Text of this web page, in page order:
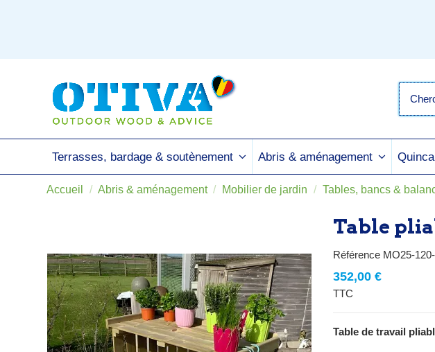
Terrasses, bardage & soutènement Abris & aménagement
Accueil Abris & aménagement Mobilier de jardin Tables, bancs &
Table
Référence MO25-
352,00 €
TTC
Table de travail